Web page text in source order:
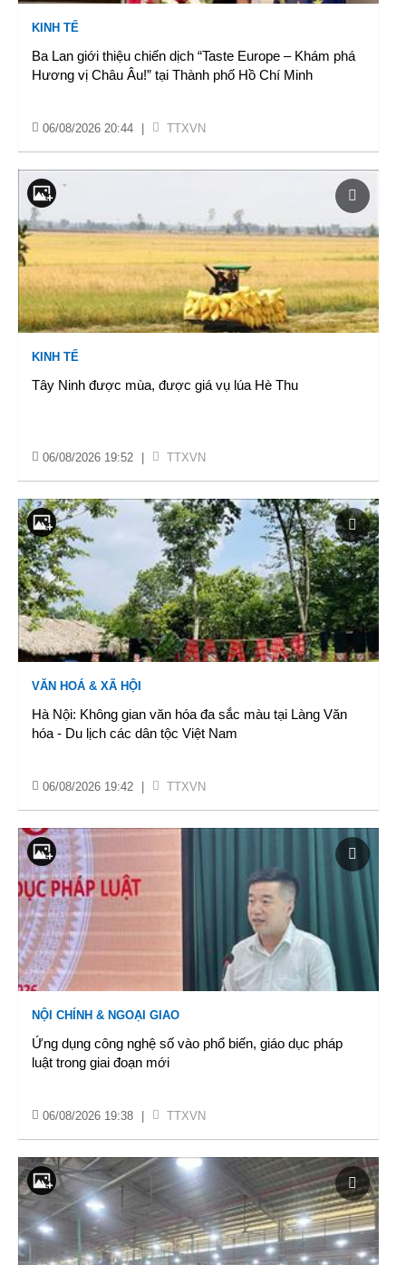
KINH TẾ
Ba Lan giới thiệu chiến dịch “Taste Europe – Khám phá
Hương vị Châu Âu!” tại Thành phố Hồ Chí Minh
06/08/2026 20:44 TTXVN
KINH TẾ
Tây Ninh được mùa, được giá vụ lúa Hè Thu
06/08/2026 19:52 TTXVN
VĂN HOÁ & XÃ HỘI
Hà Nội: Không gian văn hóa đa sắc màu tại Làng Văn
hóa - Du lịch các dân tộc Việt Nam
06/08/2026 19:42 TTXVN
NỘI CHÍNH & NGOẠI GIAO
Ứng dụng công nghệ số vào phổ biến, giáo dục pháp
luật trong giai đoạn mới
06/08/2026 19:38 TTXVN